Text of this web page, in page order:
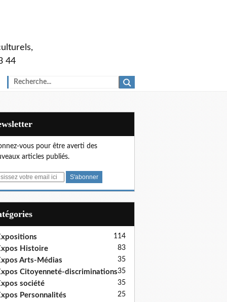
44
vous pour être averti des
articles publiés.
114
Histoire 83
Arts-Médias 35
Citoyenneté-discriminations35
société 35
Personnalités 25